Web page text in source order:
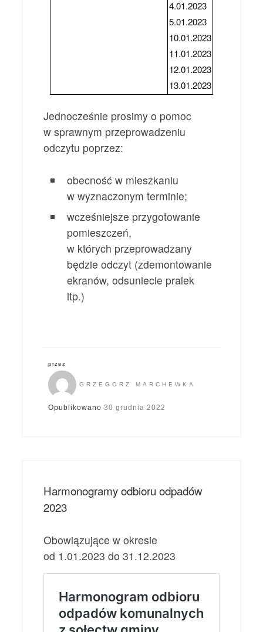
4.01.2023
5.01.2023
10.01.2023
11.01.2023
12.01.2023
13.01.2023
Jednocześnie prosimy o pomoc
w sprawnym przeprowadzeniu
odczytu poprzez:
obecność w mieszkaniu
w wyznaczonym terminie;
wcześniejsze przygotowanie
pomieszczeń,
w których przeprowadzany
będzie odczyt (zdemontowanie
ekranów, odsuniecie pralek
itp.)
przez
GRZEGORZ MARCHEWKA
Opublikowano30 grudnia 2022
Harmonogramy odbioru odpadów
2023
Obowiązujące w okresie
od 1.01.2023 do 31.12.2023